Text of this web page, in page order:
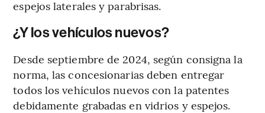
espejos laterales y parabrisas.
¿Y los vehículos nuevos?
Desde septiembre de 2024, según consigna la
norma, las concesionarias deben entregar
todos los vehículos nuevos con la patentes
debidamente grabadas en vidrios y espejos.